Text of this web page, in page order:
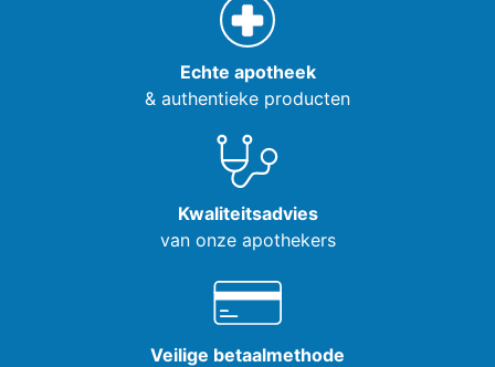
Echte apotheek
& authentieke producten
Kwaliteitsadvies
van onze apothekers
Veilige betaalmethode